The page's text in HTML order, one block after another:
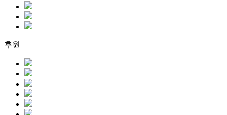
후원